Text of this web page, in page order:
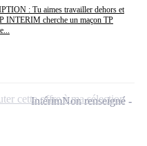
: Tu aimes travailler dehors et
INTERIM cherche un maçon TP
IntérimNon renseigné
cette offre à ma sélection